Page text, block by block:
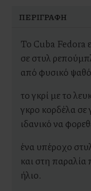
ΠΕΡΙΓΡΑΦΉ
Το Cuba Fedora
σε στυλ
από φυσικό
το γκρί με το
γκρο κορδέλα σε
ιδανικό να
ένα υπέροχο
και στη
ήλιο.